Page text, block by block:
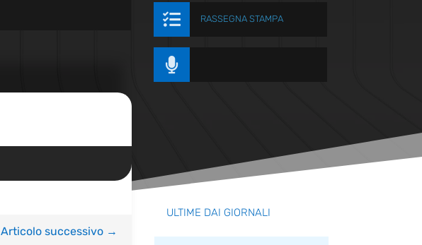
 RASSEGNA STAMPA

Articolo successivo→
ULTIME DAI GIORNALI